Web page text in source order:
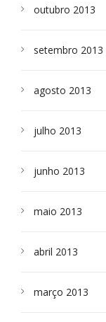
outubro 2013
setembro 2013
agosto 2013
julho 2013
junho 2013
maio 2013
abril 2013
março 2013